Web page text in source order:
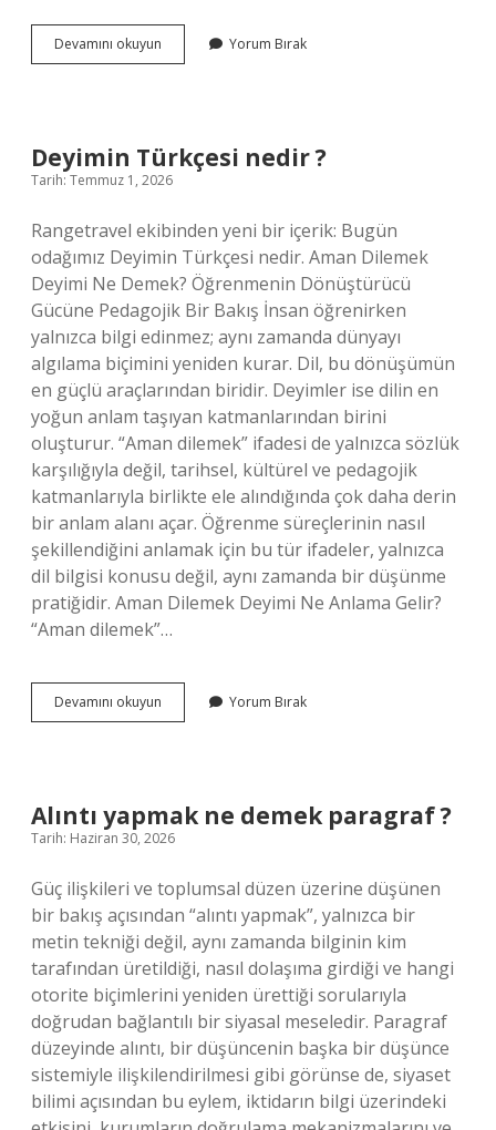
Devamını okuyun
markası
Yorum Bırak
Deyimin Türkçesi nedir ?
Tarih: Temmuz 1, 2026
Rangetravel ekibinden yeni bir içerik: Bugün
odağımız Deyimin Türkçesi nedir. Aman Dilemek
Deyimi Ne Demek? Öğrenmenin Dönüştürücü
Gücüne Pedagojik Bir Bakış İnsan öğrenirken
yalnızca bilgi edinmez; aynı zamanda dünyayı
algılama biçimini yeniden kurar. Dil, bu dönüşümün
en güçlü araçlarından biridir. Deyimler ise dilin en
yoğun anlam taşıyan katmanlarından birini
oluşturur. “Aman dilemek” ifadesi de yalnızca sözlük
karşılığıyla değil, tarihsel, kültürel ve pedagojik
katmanlarıyla birlikte ele alındığında çok daha derin
bir anlam alanı açar. Öğrenme süreçlerinin nasıl
şekillendiğini anlamak için bu tür ifadeler, yalnızca
dil bilgisi konusu değil, aynı zamanda bir düşünme
pratiğidir. Aman Dilemek Deyimi Ne Anlama Gelir?
“Aman dilemek”…
Devamını okuyun Deyimin
Türkçesi
Yorum Bırak
Alıntı yapmak ne demek paragraf ?
Tarih: Haziran 30, 2026
Güç ilişkileri ve toplumsal düzen üzerine düşünen
bir bakış açısından “alıntı yapmak”, yalnızca bir
metin tekniği değil, aynı zamanda bilginin kim
tarafından üretildiği, nasıl dolaşıma girdiği ve hangi
otorite biçimlerini yeniden ürettiği sorularıyla
doğrudan bağlantılı bir siyasal meseledir. Paragraf
düzeyinde alıntı, bir düşüncenin başka bir düşünce
sistemiyle ilişkilendirilmesi gibi görünse de, siyaset
bilimi açısından bu eylem, iktidarın bilgi üzerindeki